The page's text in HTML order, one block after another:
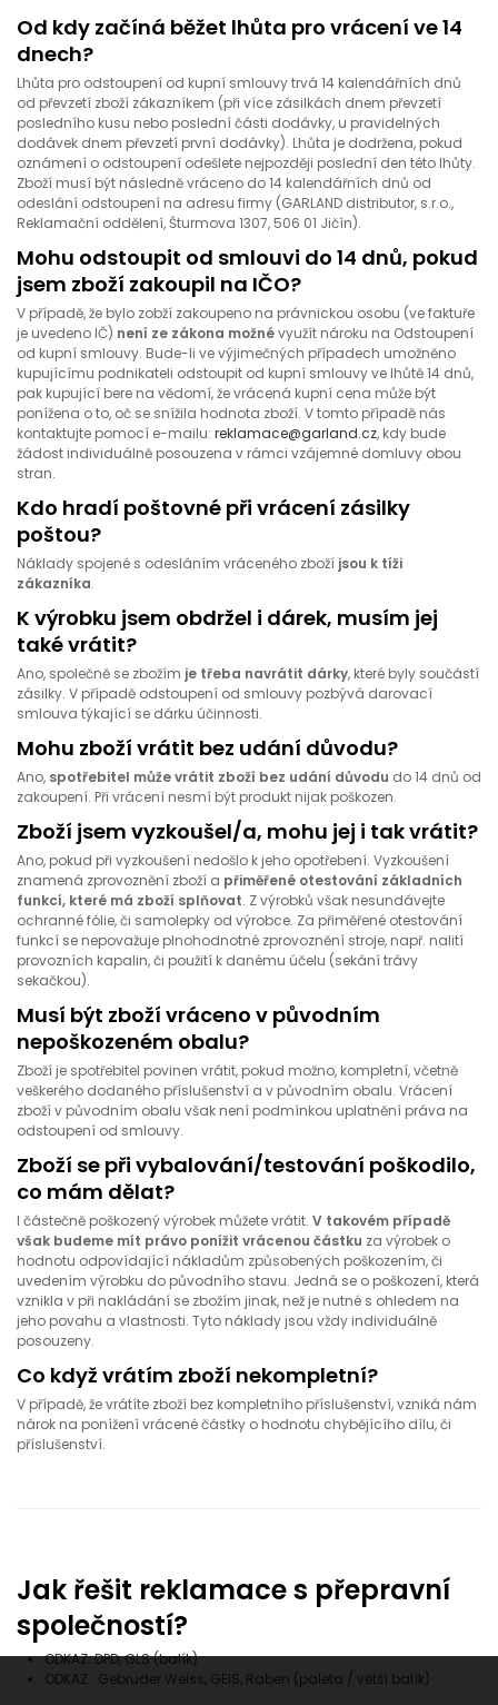
Od kdy začíná běžet lhůta pro vrácení ve 14
dnech?
Lhůta pro odstoupení od kupní smlouvy trvá 14 kalendářních dnů
od převzetí zboží zákazníkem (při více zásilkách dnem převzetí
posledního kusu nebo poslední části dodávky, u pravidelných
dodávek dnem převzetí první dodávky). Lhůta je dodržena, pokud
oznámení o odstoupení odešlete nejpozději poslední den této lhůty.
Zboží musí být následně vráceno do 14 kalendářních dnů od
odeslání odstoupení na adresu firmy (GARLAND distributor, s.r.o.,
Reklamační oddělení, Šturmova 1307, 506 01 Jičín).
Mohu odstoupit od smlouvi do 14 dnů, pokud
jsem zboží zakoupil na IČO?
V případě, že bylo zobží zakoupeno na právnickou osobu (ve faktuře
je uvedeno IČ) není ze zákona možnévyužít nároku na Odstoupení
od kupní smlouvy. Bude-li ve výjimečných případech umožněno
kupujícímu podnikateli odstoupit od kupní smlouvy ve lhůtě 14 dnů,
pak kupující bere na vědomí, že vrácená kupní cena může být
ponížena o to, oč se snížila hodnota zboží. V tomto případě nás
kontaktujte pomocí e-mailu: reklamace@garland.cz, kdy bude
žádost individuálně posouzena v rámci vzájemné domluvy obou
stran.
Kdo hradí poštovné při vrácení zásilky
poštou?
Náklady spojené s odesláním vráceného zboží jsou k tíži
zákazníka.
K výrobku jsem obdržel i dárek, musím jej
také vrátit?
Ano, společně se zbožím je třeba navrátit dárky, které byly součástí
zásilky. V případě odstoupení od smlouvy pozbývá darovací
smlouva týkající se dárku účinnosti.
Mohu zboží vrátit bez udání důvodu?
Ano, spotřebitel může vrátit zboží bez udání důvodu do 14 dnů od
zakoupení. Při vrácení nesmí být produkt nijak poškozen.
Zboží jsem vyzkoušel/a, mohu jej i tak vrátit?
Ano, pokud při vyzkoušení nedošlo k jeho opotřebení. Vyzkoušení
znamená zprovoznění zboží a přiměřené otestování základních
funkcí, které má zboží splňovat. Z výrobků však nesundávejte
ochranné fólie, či samolepky od výrobce. Za přiměřené otestování
funkcí se nepovažuje plnohodnotné zprovoznění stroje, např. nalití
provozních kapalin, či použití k danému účelu (sekání trávy
sekačkou).
Musí být zboží vráceno v původním
nepoškozeném obalu?
Zboží je spotřebitel povinen vrátit, pokud možno, kompletní, včetně
veškerého dodaného příslušenství a v původním obalu. Vrácení
zboží v původním obalu však není podmínkou uplatnění práva na
odstoupení od smlouvy.
Zboží se při vybalování/testování poškodilo,
co mám dělat?
I částečně poškozený výrobek můžete vrátit. V takovém případě
však budeme mít právo ponížit vrácenou částku za výrobek o
hodnotu odpovídající nákladům způsobených poškozením, či
uvedením výrobku do původního stavu. Jedná se o poškození, která
vznikla v při nakládání se zbožím jinak, než je nutné s ohledem na
jeho povahu a vlastnosti. Tyto náklady jsou vždy individuálně
posouzeny.
Co když vrátím zboží nekompletní?
V případě, že vrátíte zboží bez kompletního příslušenství, vzniká nám
nárok na ponížení vrácené částky o hodnotu chybějícího dílu, či
příslušenství.
Jak řešit reklamace s přepravní
společností?
ODKAZ:DPD, GLS (balík)
ODKAZ: Gebruder Weiss, GEIS, Raben (paleta / větší balík)